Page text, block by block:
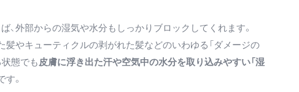
、外部からの湿気や水分もしっかりブロックしてくれます。
髪やキューティクルの剥がれた髪などのいわゆる「ダメージの
状態でも 皮膚に浮き出た汗や空気中の水分を取り込みやすい「湿
。